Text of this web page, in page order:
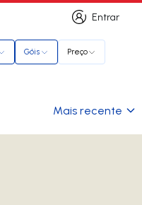
Entrar
Entrar
Góis Preço
Mais recente